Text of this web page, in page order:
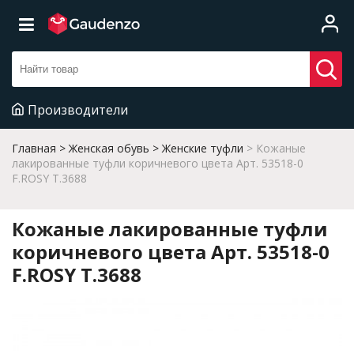
Производители
Главная Женская обувь Женские туфли
Кожаные
лакированные туфли коричневого цвета Арт. 53518-0
F.ROSY T.3688
Кожаные лакированные туфли
коричневого цвета Арт. 53518-0
F.ROSY T.3688